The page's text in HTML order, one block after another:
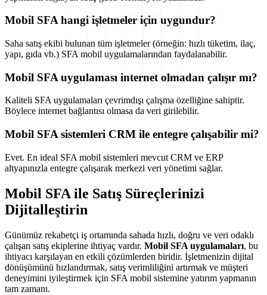
Mobil SFA hangi işletmeler için uygundur?
Saha satış ekibi bulunan tüm işletmeler (örneğin: hızlı tüketim, ilaç,
yapı, gıda vb.) SFA mobil uygulamalarından faydalanabilir.
Mobil SFA uygulaması internet olmadan çalışır mı?
Kaliteli SFA uygulamaları çevrimdışı çalışma özelliğine sahiptir.
Böylece internet bağlantısı olmasa da veri girilebilir.
Mobil SFA sistemleri CRM ile entegre çalışabilir mi?
Evet. En ideal SFA mobil sistemleri mevcut CRM ve ERP
altyapınızla entegre çalışarak merkezi veri yönetimi sağlar.
Mobil SFA ile Satış Süreçlerinizi
Dijitalleştirin
Günümüz rekabetçi iş ortamında sahada hızlı, doğru ve veri odaklı
çalışan satış ekiplerine ihtiyaç vardır. Mobil SFA uygulamaları, bu
ihtiyacı karşılayan en etkili çözümlerden biridir. İşletmenizin dijital
dönüşümünü hızlandırmak, satış verimliliğini artırmak ve müşteri
deneyimini iyileştirmek için SFA mobil sistemine yatırım yapmanın
tam zamanı.